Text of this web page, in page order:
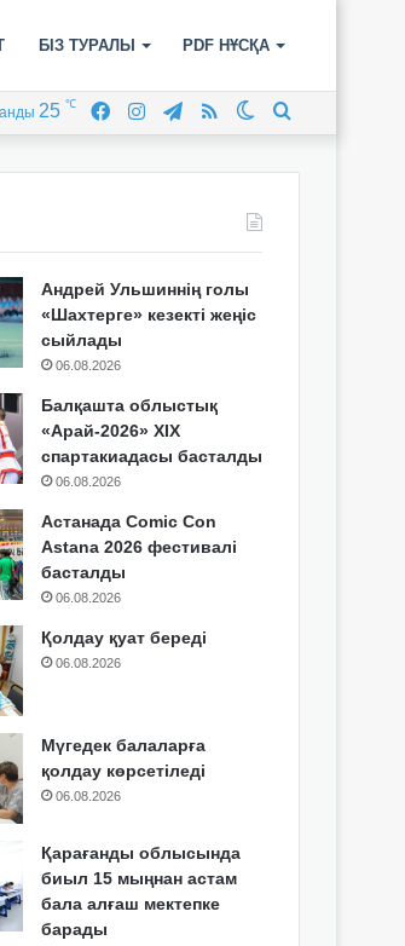
БІЗ ТУРАЛЫ PDF НҰСҚА
Switch
RSS
Telegram
Instagram
Facebook
25 ℃
Андрей Ульшиннің голы
«Шахтерге» кезекті жеңіс
сыйлады
06.08.2026
Балқашта облыстық
«Арай-2026» XIX
спартакиадасы басталды
06.08.2026
Астанада Comic Con
Astana 2026 фестивалі
басталды
06.08.2026
Қолдау қуат береді
06.08.2026
Мүгедек балаларға
қолдау көрсетіледі
06.08.2026
Қарағанды облысында
биыл 15 мыңнан астам
бала алғаш мектепке
барады